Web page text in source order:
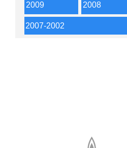
2009 2008
2007-2002